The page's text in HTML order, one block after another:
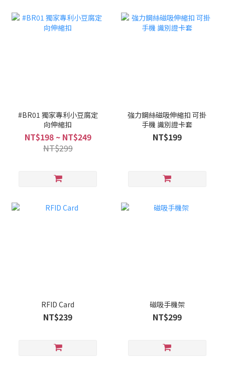
#BR01 獨家專利小豆腐定
向伸縮扣
NT$198 ~ NT$249
NT$299
強力鋼絲磁吸伸縮扣 可掛
手機 識別證卡套
NT$199
RFID Card
NT$239
磁吸手機架
NT$299